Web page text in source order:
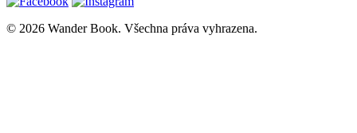
© 2026 Wander Book. Všechna práva vyhrazena.